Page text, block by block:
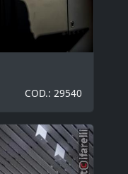
COD.: 29540